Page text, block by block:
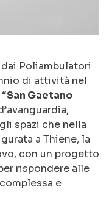
Poliambulatori
di attività nel
San Gaetano
spazi che nella
a Thiene, la
con un progetto
rispondere alle
e